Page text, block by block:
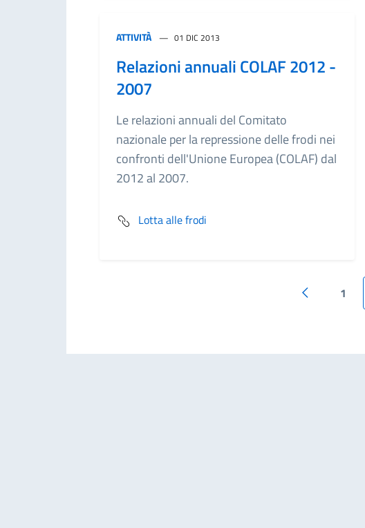
ATTIVITÀ 01 DIC 2013
Relazioni annuali COLAF 2012 -
2007
Le relazioni annuali del Comitato
nazionale per la repressione delle frodi nei
confronti dell'Unione Europea (COLAF) dal
2012 al 2007.
Lotta alle frodi
Pagina
1